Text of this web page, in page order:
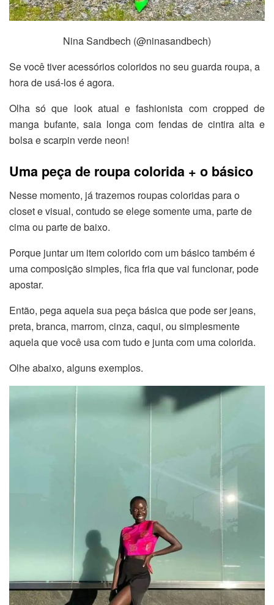
Nina Sandbech (@ninasandbech)
Se você tiver acessórios coloridos no seu guarda roupa, a
hora de usá-los é agora.
Olha só que look atual e fashionista com cropped de
manga bufante, saia longa com fendas de cintira alta e
bolsa e scarpin verde neon!
Uma peça de roupa colorida + o básico
Nesse momento, já trazemos roupas coloridas para o
closet e visual, contudo se elege somente uma, parte de
cima ou parte de baixo.
Porque juntar um item colorido com um básico também é
uma composição simples, fica fria que vai funcionar, pode
apostar.
Então, pega aquela sua peça básica que pode ser jeans,
preta, branca, marrom, cinza, caqui, ou simplesmente
aquela que você usa com tudo e junta com uma colorida.
Olhe abaixo, alguns exemplos.